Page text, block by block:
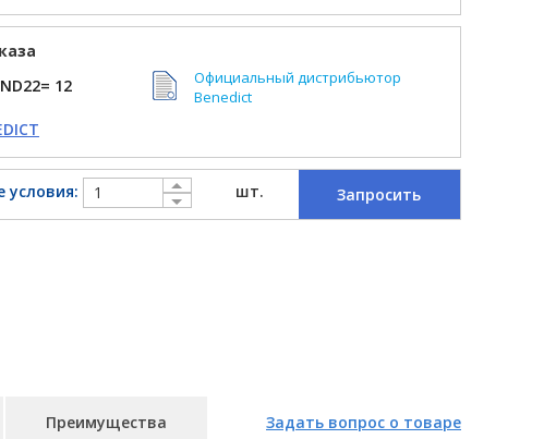
12
Официальный дистрибьютор
Benedict
условия: шт. Запросить
Преимущества Задать вопрос о товаре